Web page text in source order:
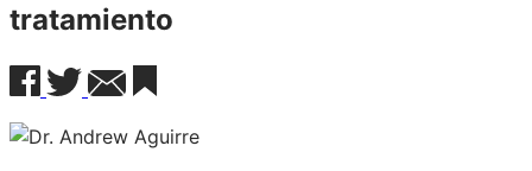
tratamiento